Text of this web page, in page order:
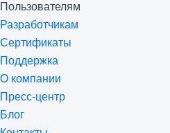
Пользователям
Разработчикам
Сертификаты
Поддержка
О компании
Пресс-центр
Блог